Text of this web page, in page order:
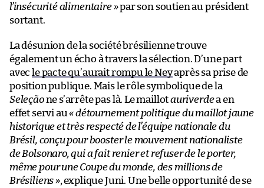
l’insécurité alimentaire »par son soutien au président
sortant.
La désunion de la société brésilienne trouve
également un écho à travers la sélection. D’une part
avec le pacte qu’aurait rompu le Neyaprès sa prise de
position publique. Mais le rôle symbolique de la
Seleçãone s’arrête pas là. Le maillotauriverdea en
effet servi au« détournement politique du maillot jaune
historique et très respecté de l’équipe nationale du
Brésil, conçu pour booster le mouvement nationaliste
de Bolsonaro, qui a fait renier et refuser de le porter,
même pour une Coupe du monde, des millions de
Brésiliens », explique Juni. Une belle opportunité de se